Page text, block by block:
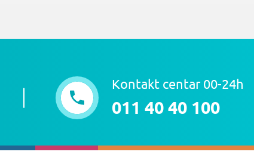
Kontakt centar 00-24h
011 40 40 100